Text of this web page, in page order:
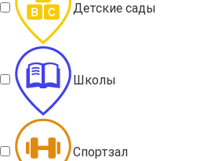
Детские сады
Школы
Спортзал